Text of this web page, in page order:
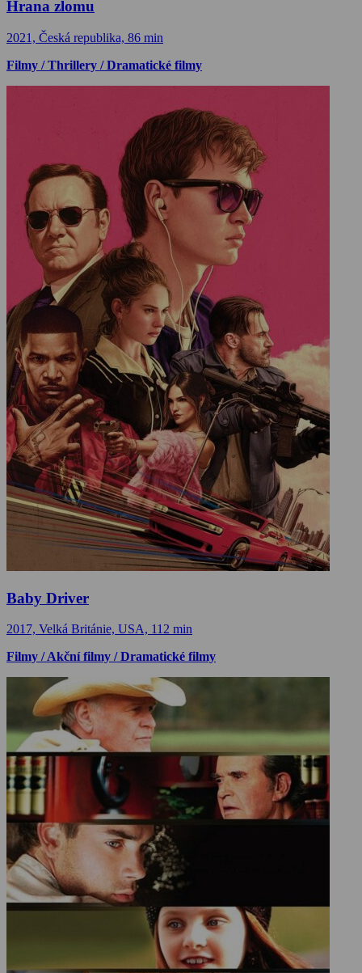
Hrana zlomu
2021, Česká republika, 86 min
Filmy / Thrillery / Dramatické filmy
Baby Driver
2017, Velká Británie, USA, 112 min
Filmy / Akční filmy / Dramatické filmy